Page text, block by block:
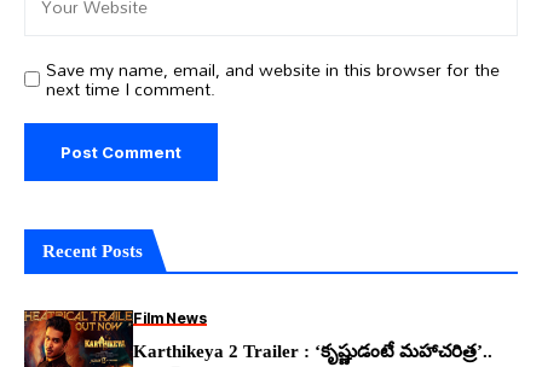
Save my name, email, and website in this browser for the
next time I comment.
Recent Posts
Film News
Karthikeya 2 Trailer : ‘కృష్ణుడంటే మహాచరిత్ర’..